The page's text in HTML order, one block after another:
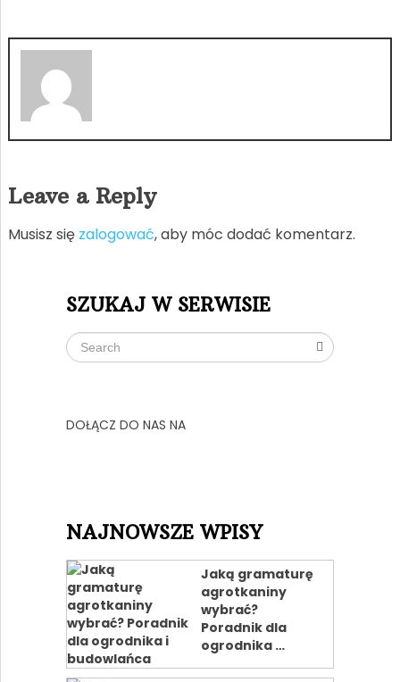
Leave a Reply
Musisz się zalogować, aby móc dodać komentarz.
SZUKAJ W SERWISIE
DOŁĄCZ DO NAS NA
NAJNOWSZE WPISY
Jaką gramaturę
agrotkaniny
wybrać?
Poradnik dla
ogrodnika …